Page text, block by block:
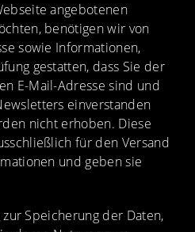
angebotenen
benötigen wir von
sowie Informationen,
gestatten, dass Sie der
E-Mail-Adresse sind und
einverstanden
nicht erhoben. Diese
für den Versand
und geben sie
Speicherung der Daten,